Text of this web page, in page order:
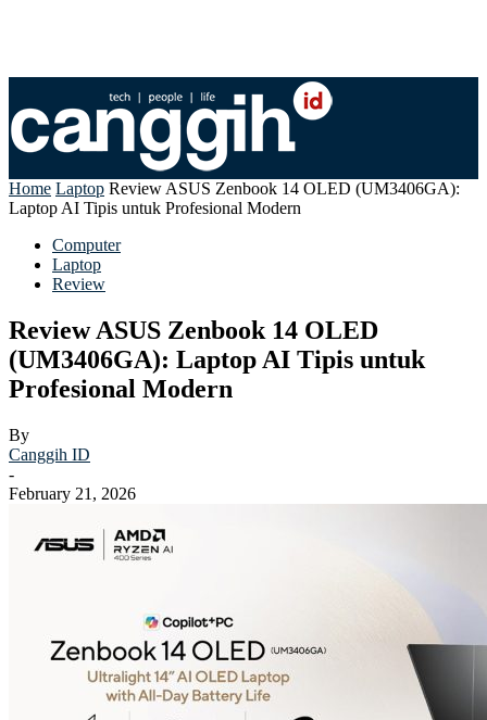
Home Laptop Review ASUS Zenbook 14 OLED (UM3406GA):
Laptop AI Tipis untuk Profesional Modern
Computer
Laptop
Review
Review ASUS Zenbook 14 OLED
(UM3406GA): Laptop AI Tipis untuk
Profesional Modern
By
Canggih ID
-
February 21, 2026